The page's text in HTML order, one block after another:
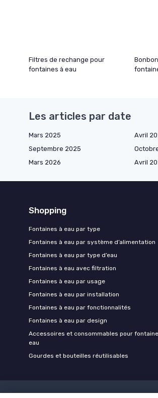
Filtres de rechange pour
fontaines à eau
Les articles par date
Mars 2025 Avril
Septembre 2025
Mars 2026
Avril
Shopping
Fontaines à eau par type
Fontaines à eau par système d’alimentation
Fontaines à eau par type d’eau
Fontaines à eau avec filtration
Fontaines à eau par usage
Fontaines à eau par installation
Fontaines à eau par fonctionnalités
Fontaines à eau par design
Accessoires et consommables pour
eau
Gourdes et bouteilles réutilisables